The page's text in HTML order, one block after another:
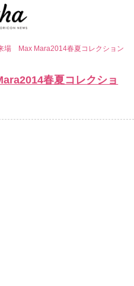
場 Max Mara2014春夏コレクション
春夏コレクショ